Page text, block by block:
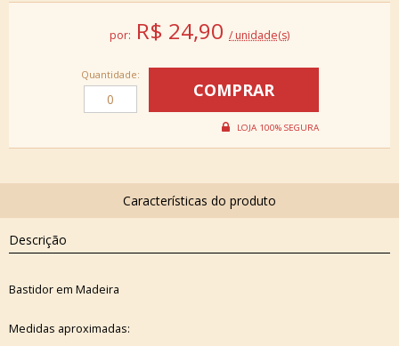
por: R$ 24,90 / unidade(s)
Quantidade:
Descrição
Bastidor em Madeira
Medidas aproximadas: